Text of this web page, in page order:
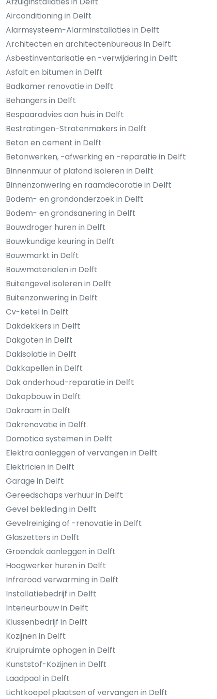
Airconditioning in Delft
Alarmsysteem-Alarminstallaties in Delft
Architecten en architectenbureaus in Delft
Asbestinventarisatie en -verwijdering in Delft
Asfalt en bitumen in Delft
Badkamer renovatie in Delft
Behangers in Delft
Bespaaradvies aan huis in Delft
Bestratingen-Stratenmakers in Delft
Beton en cement in Delft
Betonwerken, -afwerking en -reparatie in Delft
Binnenmuur of plafond isoleren in Delft
Binnenzonwering en raamdecoratie in Delft
Bodem- en grondonderzoek in Delft
Bodem- en grondsanering in Delft
Bouwdroger huren in Delft
Bouwkundige keuring in Delft
Bouwmarkt in Delft
Bouwmaterialen in Delft
Buitengevel isoleren in Delft
Buitenzonwering in Delft
Cv-ketel in Delft
Dakdekkers in Delft
Dakgoten in Delft
Dakisolatie in Delft
Dakkapellen in Delft
Dak onderhoud-reparatie in Delft
Dakopbouw in Delft
Dakraam in Delft
Dakrenovatie in Delft
Domotica systemen in Delft
Elektra aanleggen of vervangen in Delft
Elektricien in Delft
Garage in Delft
Gereedschaps verhuur in Delft
Gevel bekleding in Delft
Gevelreiniging of -renovatie in Delft
Glaszetters in Delft
Groendak aanleggen in Delft
Hoogwerker huren in Delft
Infrarood verwarming in Delft
Installatiebedrijf in Delft
Interieurbouw in Delft
Klussenbedrijf in Delft
Kozijnen in Delft
Kruipruimte ophogen in Delft
Kunststof-Kozijnen in Delft
Laadpaal in Delft
Lichtkoepel plaatsen of vervangen in Delft